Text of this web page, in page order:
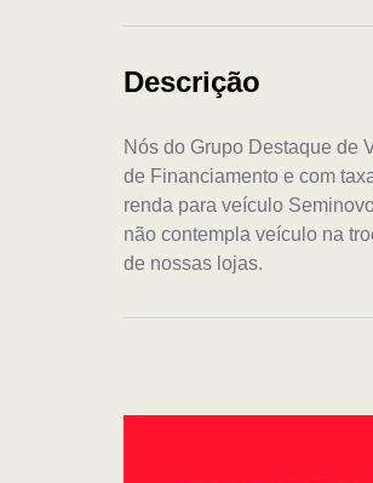
Descrição
Nós do Grupo Destaque de
de Financiamento e com
renda para veículo
não contempla veículo na
de nossas lojas.